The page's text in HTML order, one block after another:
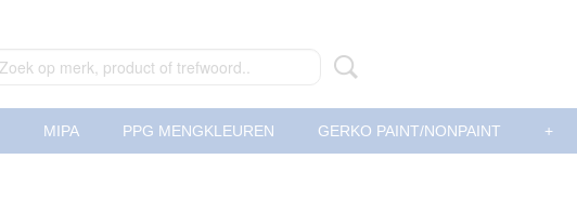
MIPA PPG MENGKLEUREN GERKO PAINT/NONPAINT +